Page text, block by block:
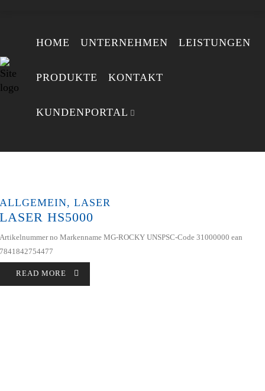
HOME UNTERNEHMEN LEISTUNGEN
PRODUKTE KONTAKT
KUNDENPORTAL
ALLGEMEIN, LASER
LASER HS5000
Artikelnummer no Markenname MG-ROCKY UNSPSC-Code 31000000 ean
7841842754477
READ MORE